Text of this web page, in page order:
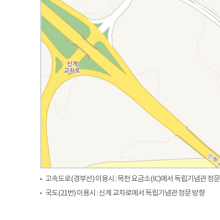
고속도로(경부선) 이용시 : 목천 요금소(IC)에서 독립기념관 정
국도(21번) 이용시 : 신계 교차로에서 독립기념관 정문 방향